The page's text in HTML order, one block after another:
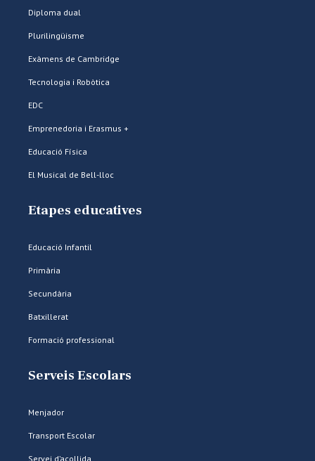
Diploma dual
Plurilingüisme
Exàmens de Cambridge
Tecnologia i Robòtica
EDC
Emprenedoria i Erasmus +
Educació Física
El Musical de Bell-lloc
Etapes educatives
Educació Infantil
Primària
Secundària
Batxillerat
Formació professional
Serveis Escolars
Menjador
Transport Escolar
Servei d’acollida